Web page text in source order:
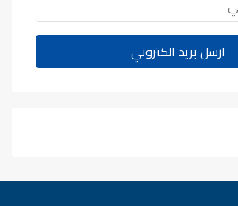
ارسل بريد الكتروني